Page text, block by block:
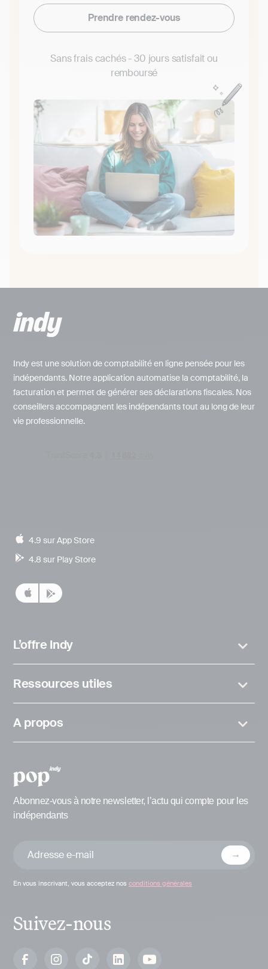
Prendre rendez-vous
Sans frais cachés - 30 jours satisfait ou
remboursé
Indy est une solution de comptabilité en ligne pensée pour les
indépendants. Notre application automatise la comptabilité, la
facturation et permet de générer ses déclarations fiscales. Nos
conseillers accompagnent les indépendants tout au long de leur
vie professionnelle.
4.9 sur App Store
4.8 sur Play Store
L’offre Indy
Ressources utiles
A propos
Abonnez-vous à notre newsletter, l’actu qui compte pour les
indépendants
En vous inscrivant, vous acceptez nos conditions générales
Suivez-nous